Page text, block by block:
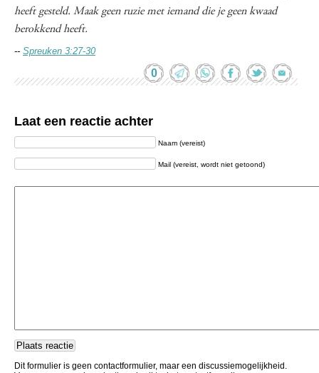
heeft gesteld. Maak geen ruzie met iemand die je geen kwaad
berokkend heeft.
-- Spreuken 3:27-30
0
Laat een reactie achter
Naam (vereist)
Mail (vereist, wordt niet getoond)
Dit formulier is geen contactformulier, maar een discussiemogelijkheid.